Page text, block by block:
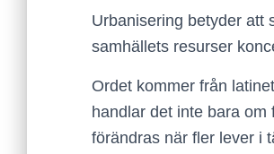
Urbanisering betyder att
samhällets resurser
Ordet kommer från
handlar det inte bara
förändras när fler lever i